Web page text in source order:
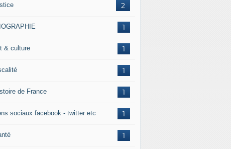
2
1
1
& culture
1
1
de France
1
sociaux facebook - twitter etc
1